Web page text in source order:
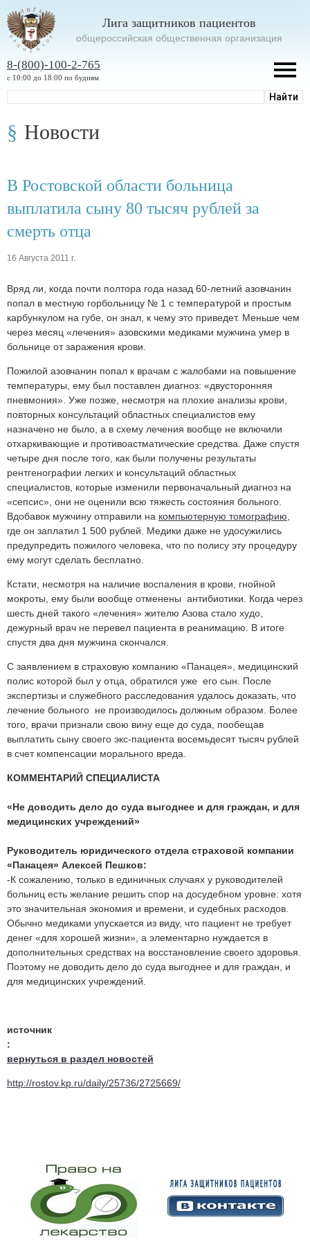
Лига защитников пациентов
oбщероссийская общественная организация
8-(800)-100-2-765
с 10:00 до 18:00 по будням
Новости
В Ростовской области больница
выплатила сыну 80 тысяч рублей за
смерть отца
16 Августа 2011 г.
Вряд ли, когда почти полтора года назад 60-летний азовчанин
попал в местную горбольницу № 1 с температурой и простым
карбункулом на губе, он знал, к чему это приведет. Меньше чем
через месяц «лечения» азовскими медиками мужчина умер в
больнице от заражения крови.
Пожилой азовчанин попал к врачам с жалобами на повышение
температуры, ему был поставлен диагноз: «двусторонняя
пневмония». Уже позже, несмотря на плохие анализы крови,
повторных консультаций областных специалистов ему
назначено не было, а в схему лечения вообще не включили
отхаркивающие и противоастматические средства. Даже спустя
четыре дня после того, как были получены результаты
рентгенографии легких и консультаций областных
специалистов, которые изменили первоначальный диагноз на
«сепсис», они не оценили всю тяжесть состояния больного.
Вдобавок мужчину отправили на компьютерную томографию
где он заплатил 1 500 рублей. Медики даже не удосужились
предупредить пожилого человека, что по полису эту процедуру
ему могут сделать бесплатно.
Кстати, несмотря на наличие воспаления в крови, гнойной
мокроты, ему были вообще отменены антибиотики. Когда через
шесть дней такого «лечения» жителю Азова стало худо,
дежурный врач не перевел пациента в реанимацию. В итоге
спустя два дня мужчина скончался.
С заявлением в страховую компанию «Панацея», медицинский
полис которой был у отца, обратился уже его сын. После
экспертизы и служебного расследования удалось доказать, что
лечение больного не производилось должным образом. Более
того, врачи признали свою вину еще до суда, пообещав
выплатить сыну своего экс-пациента восемьдесят тысяч рублей
в счет компенсации морального вреда.
КОММЕНТАРИЙ СПЕЦИАЛИСТА
«Не доводить дело до суда выгоднее и для граждан, и для
медицинских учреждений»
Руководитель юридического отдела страховой компании
«Панацея» Алексей Пешков:
-К сожалению, только в единичных случаях у руководителей
больниц есть желание решить спор на досудебном уровне: хотя
это значительная экономия и времени, и судебных расходов.
Обычно медиками упускается из виду, что пациент не требует
денег «для хорошей жизни», а элементарно нуждается в
дополнительных средствах на восстановление своего здоровья.
Поэтому не доводить дело до суда выгоднее и для граждан, и
для медицинских учреждений.
источник
:
вернуться в раздел новостей
http://rostov.kp.ru/daily/25736/2725669/